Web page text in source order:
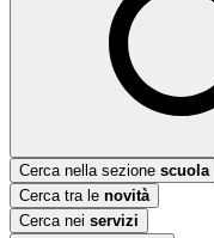
Cerca nella sezione scuola
Cerca tra le novità
Cerca nei servizi